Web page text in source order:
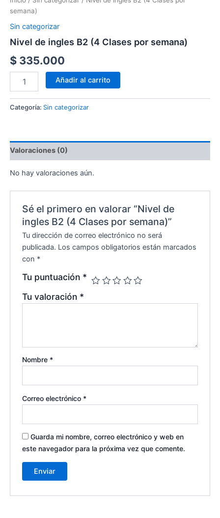
semana)
Sin categorizar
Nivel de ingles B2 (4 Clases por semana)
$ 335.000
Añadir al carrito
Categoría: Sin categorizar
Valoraciones (0)
No hay valoraciones aún.
Sé el primero en valorar “Nivel de
ingles B2 (4 Clases por semana)”
Tu dirección de correo electrónico no será
publicada. Los campos obligatorios están marcados
con *
Tu puntuación *
Tu valoración *
Nombre *
Correo electrónico *
Guarda mi nombre, correo electrónico y web en
este navegador para la próxima vez que comente.